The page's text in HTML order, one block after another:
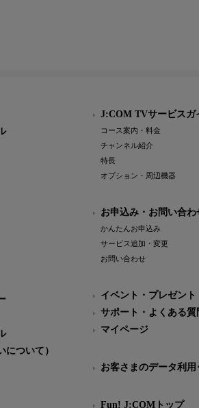
について）
J:COM TVサービスガ
コース案内・料金
チャンネル紹介
特長
オプション・周辺機器
お申込み・お問い合わ
かんたんお申込み
サービス追加・変更
お問い合わせ
イベント・プレゼント
サポート・よくある質
マイページ
お客さまのデータ利
Fun! J:COMトップ